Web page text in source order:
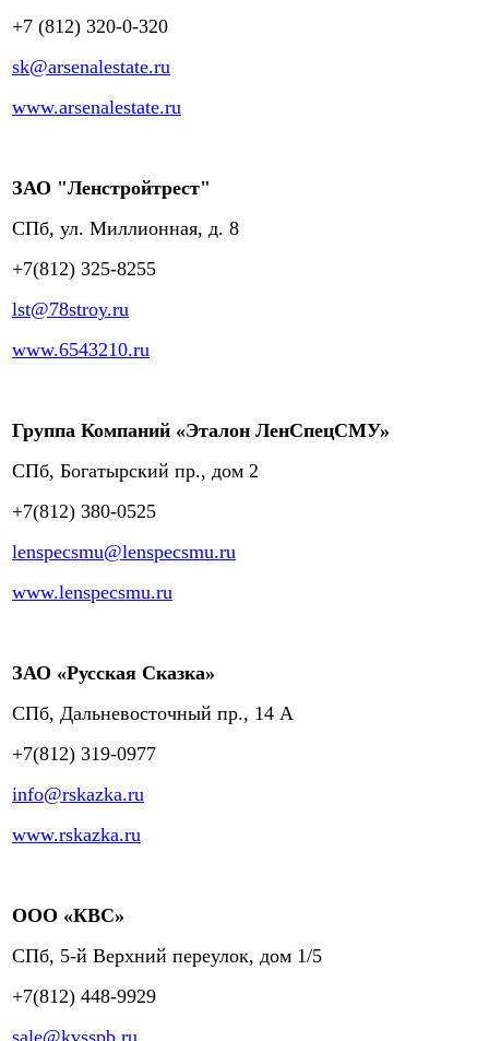
+7 (812) 320-0-320
sk@arsenalestate.ru
www.arsenalestate.ru
ЗАО "Ленстройтрест"
СПб, ул. Миллионная, д. 8
+7(812) 325-8255
lst@78stroy.ru
www.6543210.ru
Группа Компаний «Эталон ЛенСпецСМУ»
СПб, Богатырский пр., дом 2
+7(812) 380-0525
lenspecsmu@lenspecsmu.ru
www.lenspecsmu.ru
ЗАО «Русская Сказка»
СПб, Дальневосточный пр., 14 А
+7(812) 319-0977
info@rskazka.ru
www.rskazka.ru
ООО «КВС»
СПб, 5-й Верхний переулок, дом 1/5
+7(812) 448-9929
sale@kvsspb.ru